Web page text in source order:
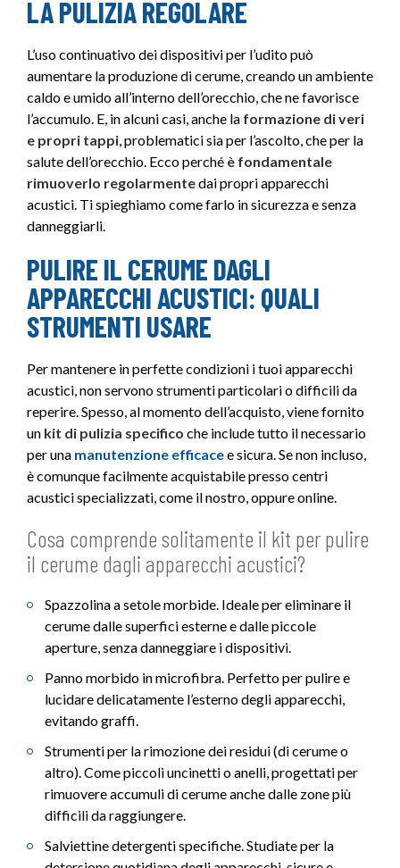
LA PULIZIA REGOLARE
L’uso continuativo dei dispositivi per l’udito può
aumentare la produzione di cerume, creando un ambiente
caldo e umido all’interno dell’orecchio, che ne favorisce
l’accumulo. E, in alcuni casi, anche la formazione di veri
e propri tappi, problematici sia per l’ascolto, che per la
salute dell’orecchio. Ecco perché è fondamentale
rimuoverlo regolarmentedai propri apparecchi
acustici. Ti spieghiamo come farlo in sicurezza e senza
danneggiarli.
PULIRE IL CERUME DAGLI
APPARECCHI ACUSTICI: QUALI
STRUMENTI USARE
Per mantenere in perfette condizioni i tuoi apparecchi
acustici, non servono strumenti particolari o difficili da
reperire. Spesso, al momento dell’acquisto, viene fornito
un kit di pulizia specifico che include tutto il necessario
per una manutenzione efficacee sicura. Se non incluso,
è comunque facilmente acquistabile presso centri
acustici specializzati, come il nostro, oppure online.
Cosa comprende solitamente il kit per pulire
il cerume dagli apparecchi acustici?
Spazzolina a setole morbide. Ideale per eliminare il
cerume dalle superfici esterne e dalle piccole
aperture, senza danneggiare i dispositivi.
Panno morbido in microfibra. Perfetto per pulire e
lucidare delicatamente l’esterno degli apparecchi,
evitando graffi.
Strumenti per la rimozione dei residui (di cerume o
altro). Come piccoli uncinetti o anelli, progettati per
rimuovere accumuli di cerume anche dalle zone più
difficili da raggiungere.
Salviettine detergenti specifiche. Studiate per la